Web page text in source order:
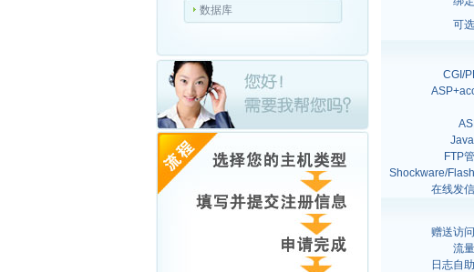
数据库
可
CGI/
FTP
Shockware/
在线发
赠送访
流
日志自